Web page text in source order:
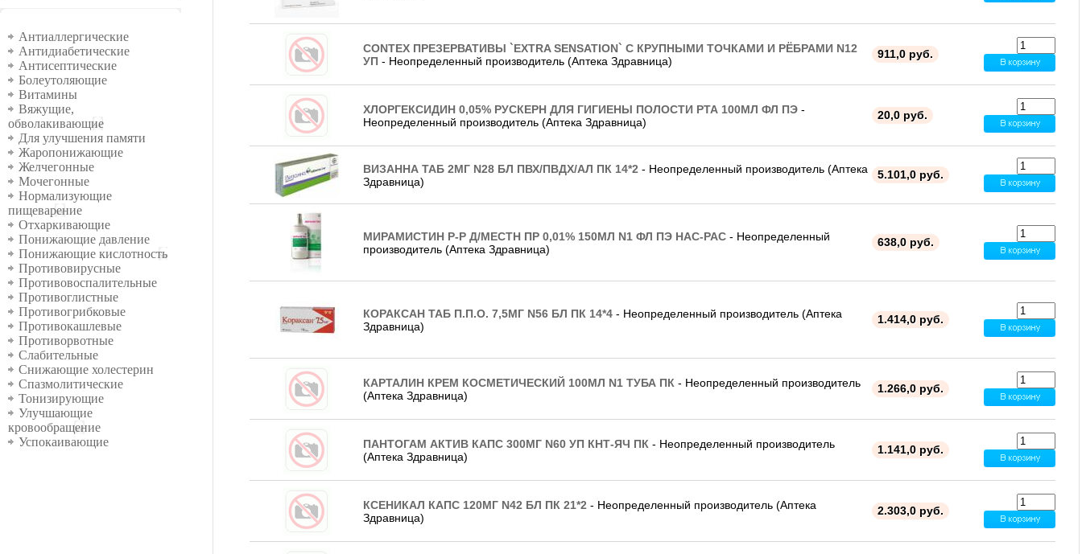
Группы
Антиаллергические
Антидиабетические
Антисептические
Болеутоляющие
Витамины
Вяжущие,
обволакивающие
Для улучшения памяти
Жаропонижающие
Желчегонные
Мочегонные
Нормализующие
пищеварение
Отхаркивающие
Понижающие давление
Понижающие кислотность
Противовирусные
Противовоспалительные
Противоглистные
Противогрибковые
Противокашлевые
Противорвотные
Слабительные
Снижающие холестерин
Спазмолитические
Тонизирующие
Улучшающие
кровообращение
Успокаивающие
CONTEX ПРЕЗЕРВАТИВЫ `EXTRA SENSATION` С КРУПНЫМИ ТОЧКАМИ И РЁБРАМИ N12
УП - Неопределенный производитель (Аптека Здравница)
911,0 руб.
ХЛОРГЕКСИДИН 0,05% РУСКЕРН ДЛЯ ГИГИЕНЫ ПОЛОСТИ РТА 100МЛ ФЛ ПЭ -
Неопределенный производитель (Аптека Здравница)
20,0 руб.
ВИЗАННА ТАБ 2МГ N28 БЛ ПВХ/ПВДХ/АЛ ПК 14*2 - Неопределенный производитель (Аптека
Здравница)
5.101,0 руб.
МИРАМИСТИН Р-Р Д/МЕСТН ПР 0,01% 150МЛ N1 ФЛ ПЭ НАС-РАС - Неопределенный
производитель (Аптека Здравница)
638,0 руб.
КОРАКСАН ТАБ П.П.О. 7,5МГ N56 БЛ ПК 14*4 - Неопределенный производитель (Аптека
Здравница)
1.414,0 руб.
КАРТАЛИН КРЕМ КОСМЕТИЧЕСКИЙ 100МЛ N1 ТУБА ПК - Неопределенный производитель
(Аптека Здравница)
1.266,0 руб.
ПАНТОГАМ АКТИВ КАПС 300МГ N60 УП КНТ-ЯЧ ПК - Неопределенный производитель
(Аптека Здравница)
1.141,0 руб.
КСЕНИКАЛ КАПС 120МГ N42 БЛ ПК 21*2 - Неопределенный производитель (Аптека
Здравница)
2.303,0 руб.